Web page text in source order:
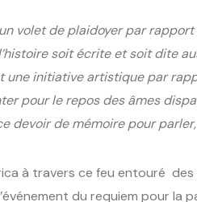
volet de plaidoyer par
soit écrite et soit dite
une initiative artistique par
pour le repos des âmes
devoir de mémoire pour
à travers ce feu entouré
du requiem pour la